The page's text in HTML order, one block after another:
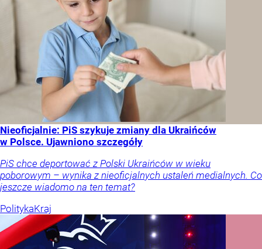
Nieoficjalnie: PiS szykuje zmiany dla Ukraińców
w Polsce. Ujawniono szczegóły
PiS chce deportować z Polski Ukraińców w wieku
poborowym – wynika z nieoficjalnych ustaleń medialnych. Co
jeszcze wiadomo na ten temat?
PolitykaKraj